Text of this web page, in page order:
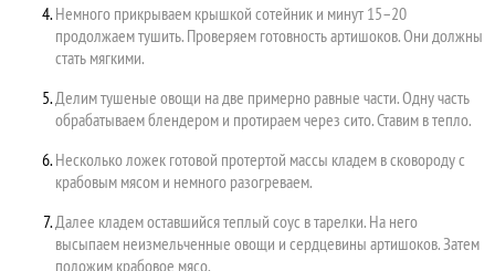
Немного прикрываем крышкой сотейник и минут 15–20
продолжаем тушить. Проверяем готовность артишоков. Они должны
стать мягкими.
Делим тушеные овощи на две примерно равные части. Одну часть
обрабатываем блендером и протираем через сито. Ставим в тепло.
Несколько ложек готовой протертой массы кладем в сковороду с
крабовым мясом и немного разогреваем.
Далее кладем оставшийся теплый соус в тарелки. На него
высыпаем неизмельченные овощи и сердцевины артишоков. Затем
положим крабовое мясо.